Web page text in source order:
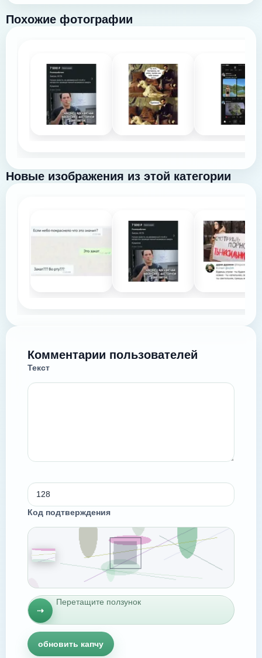
Похожие фотографии
Новые изображения из этой категории
Комментарии пользователей
Текст
Код подтверждения
⇢
Перетащите ползунок
обновить капчу